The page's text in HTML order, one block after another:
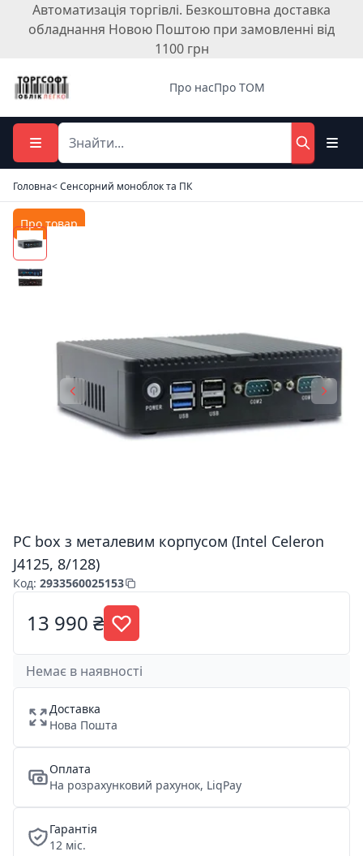
Автоматизація торгівлі. Безкоштовна доставка
обладнання Новою Поштою при замовленні від
1100 грн
Про насПро ТОМ
Головна< Сенсорний моноблок та ПК
Про товар
PC box з металевим корпусом (Intel Celeron
J4125, 8/128)
Код: 2933560025153
13 990 ₴
Немає в наявності
Доставка
Нова Пошта
Оплата
На розрахунковий рахунок, LiqPay
Гарантія
12 міс.